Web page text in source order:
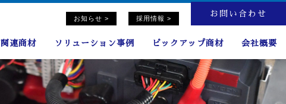
お知らせ > 採用情報 >
お問い合わせ
連商材 ソリューション事例 ピックアップ商材 会社概要